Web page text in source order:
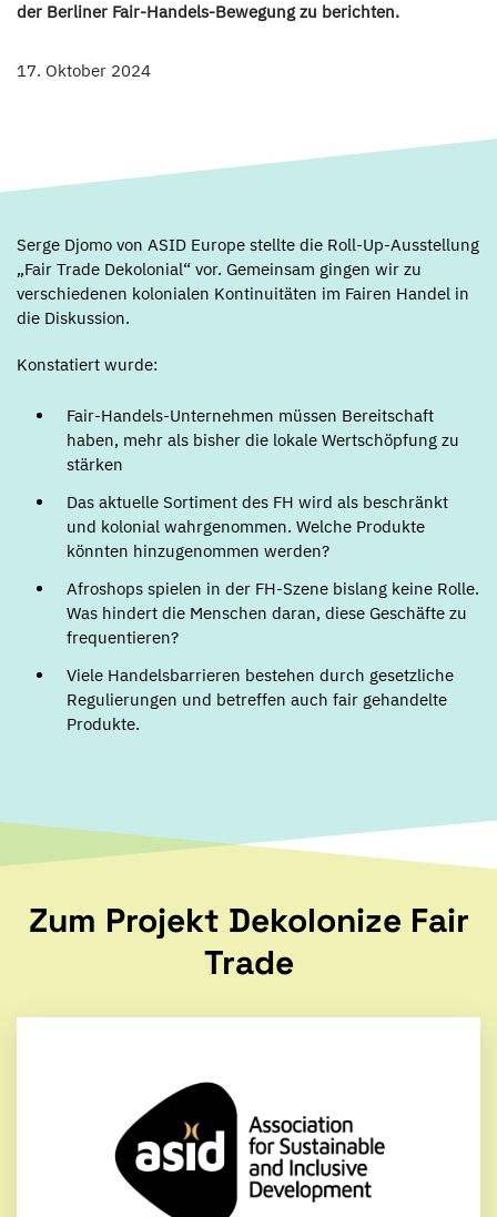
der Berliner Fair-Handels-Bewegung zu berichten.
17. Oktober 2024
Serge Djomo von ASID Europe stellte die Roll-Up-Ausstellung
„Fair Trade Dekolonial“ vor. Gemeinsam gingen wir zu
verschiedenen kolonialen Kontinuitäten im Fairen Handel in
die Diskussion.
Konstatiert wurde:
Fair-Handels-Unternehmen müssen Bereitschaft
haben, mehr als bisher die lokale Wertschöpfung zu
stärken
Das aktuelle Sortiment des FH wird als beschränkt
und kolonial wahrgenommen. Welche Produkte
könnten hinzugenommen werden?
Afroshops spielen in der FH-Szene bislang keine Rolle.
Was hindert die Menschen daran, diese Geschäfte zu
frequentieren?
Viele Handelsbarrieren bestehen durch gesetzliche
Regulierungen und betreffen auch fair gehandelte
Produkte.
Zum Projekt Dekolonize Fair
Trade